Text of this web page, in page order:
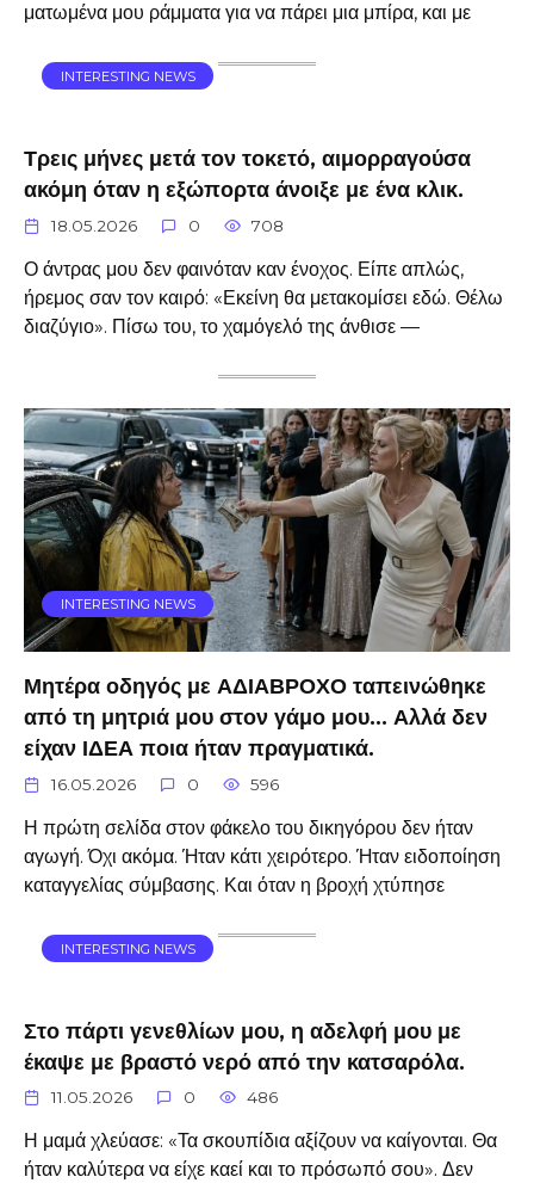
ματωμένα μου ράμματα για να πάρει μια μπίρα, και με
INTERESTING NEWS
Τρεις μήνες μετά τον τοκετό, αιμορραγούσα
ακόμη όταν η εξώπορτα άνοιξε με ένα κλικ.
18.05.2026 0 708
Ο άντρας μου δεν φαινόταν καν ένοχος. Είπε απλώς,
ήρεμος σαν τον καιρό: «Εκείνη θα μετακομίσει εδώ. Θέλω
διαζύγιο». Πίσω του, το χαμόγελό της άνθισε —
INTERESTING NEWS
Μητέρα οδηγός με ΑΔΙΑΒΡΟΧΟ ταπεινώθηκε
από τη μητριά μου στον γάμο μου… Αλλά δεν
είχαν ΙΔΕΑ ποια ήταν πραγματικά.
16.05.2026 0 596
Η πρώτη σελίδα στον φάκελο του δικηγόρου δεν ήταν
αγωγή. Όχι ακόμα. Ήταν κάτι χειρότερο. Ήταν ειδοποίηση
καταγγελίας σύμβασης. Και όταν η βροχή χτύπησε
INTERESTING NEWS
Στο πάρτι γενεθλίων μου, η αδελφή μου με
έκαψε με βραστό νερό από την κατσαρόλα.
11.05.2026 0 486
Η μαμά χλεύασε: «Τα σκουπίδια αξίζουν να καίγονται. Θα
ήταν καλύτερα να είχε καεί και το πρόσωπό σου». Δεν